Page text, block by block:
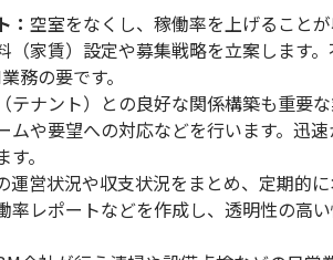
： 空室をなくし、稼働率を上げること
（家賃）設定や募集戦略を立案します
業務の要です。
テナント）との良好な関係構築も重要
ムや要望への対応などを行います。迅
。
運営状況や収支状況をまとめ、定期的
率レポートなどを作成し、透明性の高